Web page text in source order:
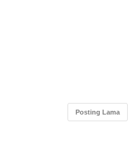
Posting Lama